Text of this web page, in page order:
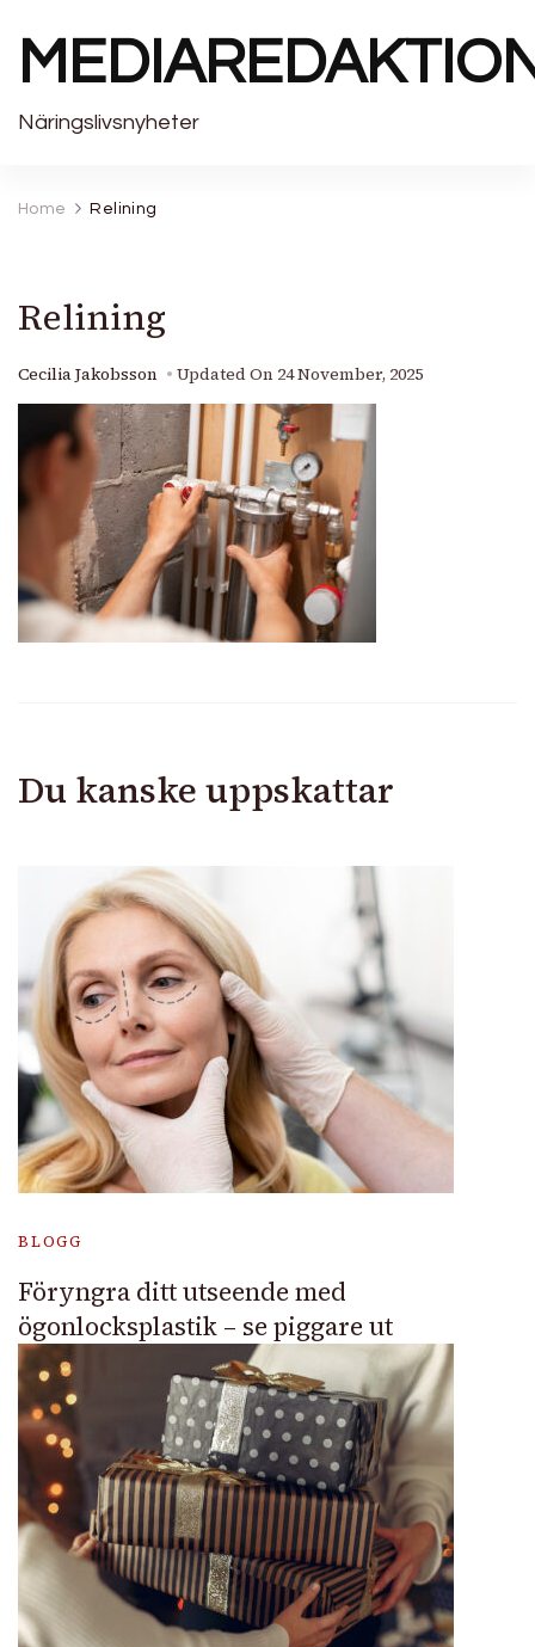
Näringslivsnyheter
Home Relining
Relining
Cecilia Jakobsson Updated On 24 November, 2025
Du kanske uppskattar
BLOGG
Föryngra ditt utseende med
ögonlocksplastik – se piggare ut